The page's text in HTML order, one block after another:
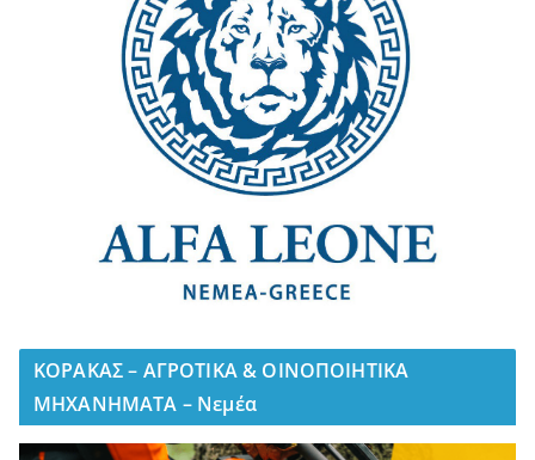
ΚΟΡΑΚΑΣ – ΑΓΡΟΤΙΚΑ & ΟΙΝΟΠΟΙΗΤΙΚΑ
ΜΗΧΑΝΗΜΑΤΑ – Νεμέα